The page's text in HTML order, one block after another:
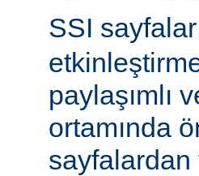
SSI
paylaşımlı
ortamında
sayfalardan